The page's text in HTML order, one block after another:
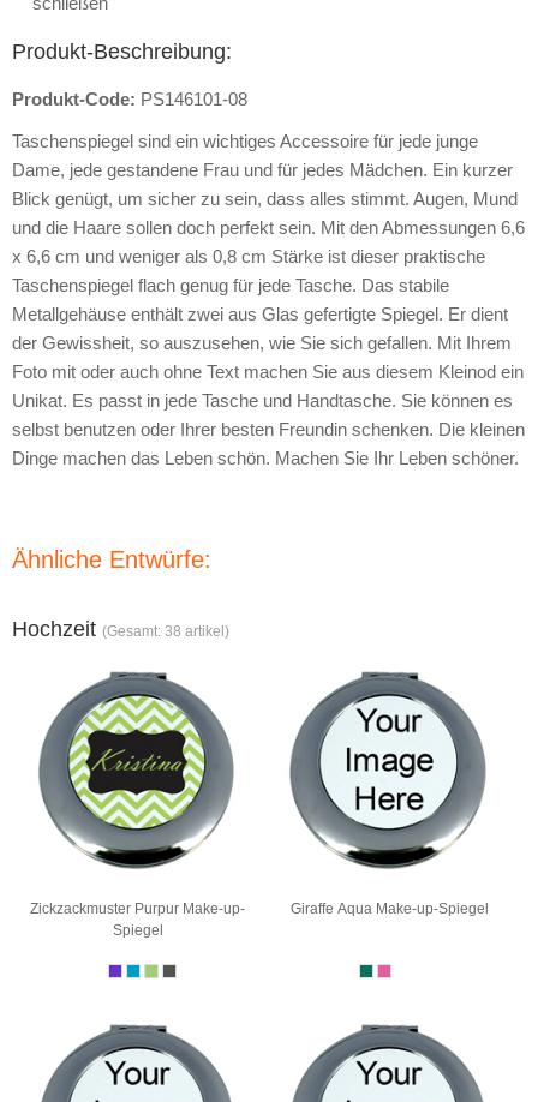
Produkt-Beschreibung:
Produkt-Code: PS146101-08
Taschenspiegel sind ein wichtiges Accessoire für jede junge
Dame, jede gestandene Frau und für jedes Mädchen. Ein kurzer
Blick genügt, um sicher zu sein, dass alles stimmt. Augen, Mund
und die Haare sollen doch perfekt sein. Mit den Abmessungen 6,6
x 6,6 cm und weniger als 0,8 cm Stärke ist dieser praktische
Taschenspiegel flach genug für jede Tasche. Das stabile
Metallgehäuse enthält zwei aus Glas gefertigte Spiegel. Er dient
der Gewissheit, so auszusehen, wie Sie sich gefallen. Mit Ihrem
Foto mit oder auch ohne Text machen Sie aus diesem Kleinod ein
Unikat. Es passt in jede Tasche und Handtasche. Sie können es
selbst benutzen oder Ihrer besten Freundin schenken. Die kleinen
Dinge machen das Leben schön. Machen Sie Ihr Leben schöner.
Ähnliche Entwürfe:
Hochzeit (Gesamt: 38 artikel)
Zickzackmuster Purpur Make-up-
Spiegel
Giraffe Aqua Make-up-Spiegel